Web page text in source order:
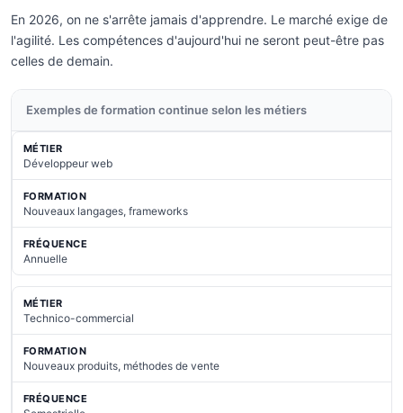
En 2026, on ne s'arrête jamais d'apprendre. Le marché exige de
l'agilité. Les compétences d'aujourd'hui ne seront peut-être pas
celles de demain.
Exemples de formation continue selon les métiers
Développeur web
Nouveaux langages, frameworks
Annuelle
Technico-commercial
Nouveaux produits, méthodes de vente